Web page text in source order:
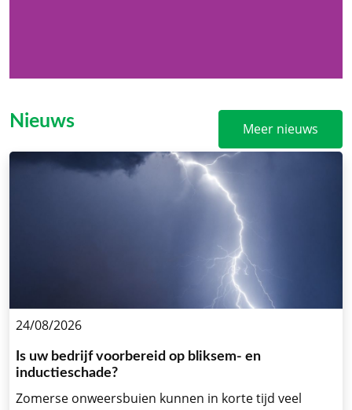
Nieuws Meer nieuws
24/08/2026
Is uw bedrijf voorbereid op bliksem- en
inductieschade?
Zomerse onweersbuien kunnen in korte tijd veel